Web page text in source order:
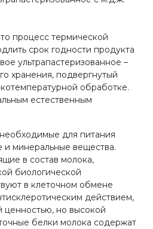
процесс термической
срок годности продукта
ультрапастеризованное –
хранения, подвергнутый
обработке.
естественным
для питания
и минеральные вещества.
в состав молока,
биологической
в клеточном обмене
действием,
ценностью, но высокой
белки молока содержат